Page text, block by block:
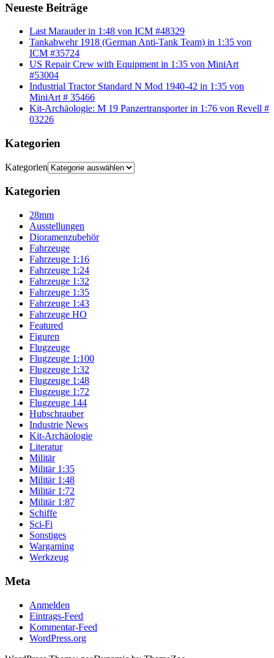
Neueste Beiträge
Last Marauder in 1:48 von ICM #48329
Tankabwehr 1918 (German Anti-Tank Team) in 1:35 von
ICM #35724
US Repair Crew with Equipment in 1:35 von MiniArt
#53004
Industrial Tractor Standard N Mod 1940-42 in 1:35 von
MiniArt # 35466
Kit-Archäologie: M 19 Panzertransporter in 1:76 von Revell #
03226
Kategorien
Kategorien
Kategorien
28mm
Ausstellungen
Dioramenzubehör
Fahrzeuge
Fahrzeuge 1:16
Fahrzeuge 1:24
Fahrzeuge 1:32
Fahrzeuge 1:35
Fahrzeuge 1:43
Fahrzeuge HO
Featured
Figuren
Flugzeuge
Flugzeuge 1:100
Flugzeuge 1:32
Flugzeuge 1:48
Flugzeuge 1:72
Flugzeuge 144
Hubschrauber
Industrie News
Kit-Archäologie
Literatur
Militär
Militär 1:35
Militär 1:48
Militär 1:72
Militär 1:87
Schiffe
Sci-Fi
Sonstiges
Wargaming
Werkzeug
Meta
Anmelden
Eintrags-Feed
Kommentar-Feed
WordPress.org